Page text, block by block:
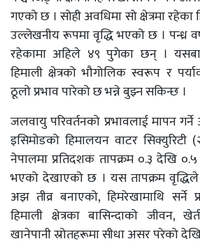
गएको छ । सोही अवधिमा सो क्षेत्रमा
उल्लेखनीय रूपमा वृद्धि भएको छ । पन्ध्र
रहेकामा अहिले ४९ पुगेका छन् ।
हिमाली क्षेत्रको भौगोलिक स्वरूप र
ठूलो प्रभाव पारेको छ भन्ने बुझ्न सकिन्छ ।
जलवायु परिवर्तनको प्रभावलाई मापन गर्ने
इसिमोडको हिमालयन वाटर सिक्युरिटी
नेपालमा प्रतिदशक तापक्रम ०.३ देखि
भएको देखाएको छ । यस तापक्रम
अझ तीव्र बनाएको, हिमरेखामाथि सर्ने
हिमाली क्षेत्रका बासिन्दाको जीवन,
खानेपानी स्रोतहरूमा सीधा असर परेको